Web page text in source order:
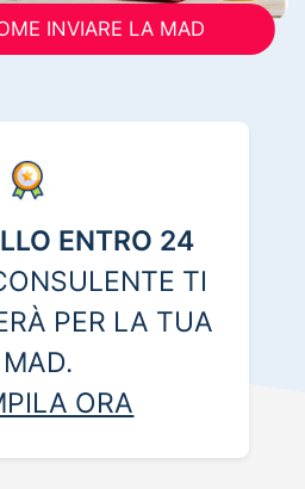
INVIARE LA MAD
ENTRO 24
TI
PER LA TUA
MAD.
ORA